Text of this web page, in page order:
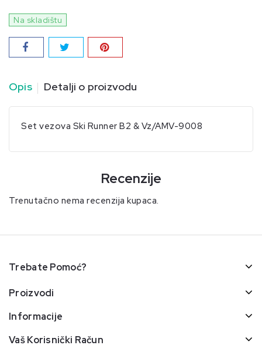
Na skladištu
Opis Detalji o proizvodu
Set vezova Ski Runner B2 & Vz/AMV-9008
Recenzije
Trenutačno nema recenzija kupaca.
Trebate Pomoć?
Proizvodi
Informacije
Vaš Korisnički Račun